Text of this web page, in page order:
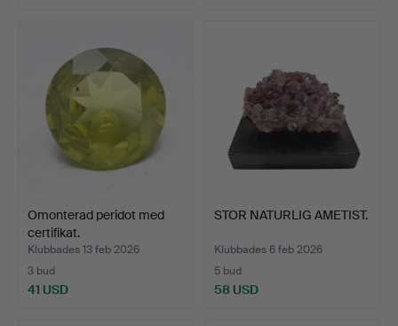
Omonterad peridot med
certifikat.
Klubbades 13 feb 2026
3 bud
41 USD
STOR NATURLIG AMETIST.
Klubbades 6 feb 2026
5 bud
58 USD